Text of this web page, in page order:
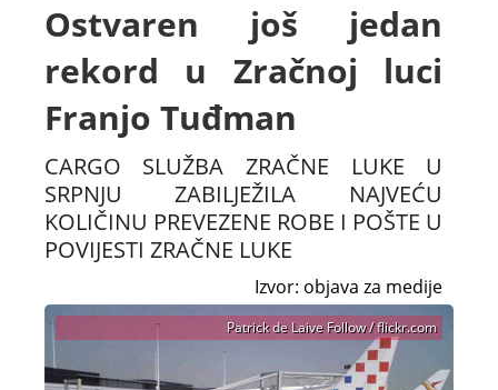
Ostvaren još jedan
rekord u Zračnoj luci
Franjo Tuđman
CARGO SLUŽBA ZRAČNE LUKE U
SRPNJU ZABILJEŽILA NAJVEĆU
KOLIČINU PREVEZENE ROBE I POŠTE U
POVIJESTI ZRAČNE LUKE
Izvor: objava za medije
Patrick de Laive Follow / flickr.com